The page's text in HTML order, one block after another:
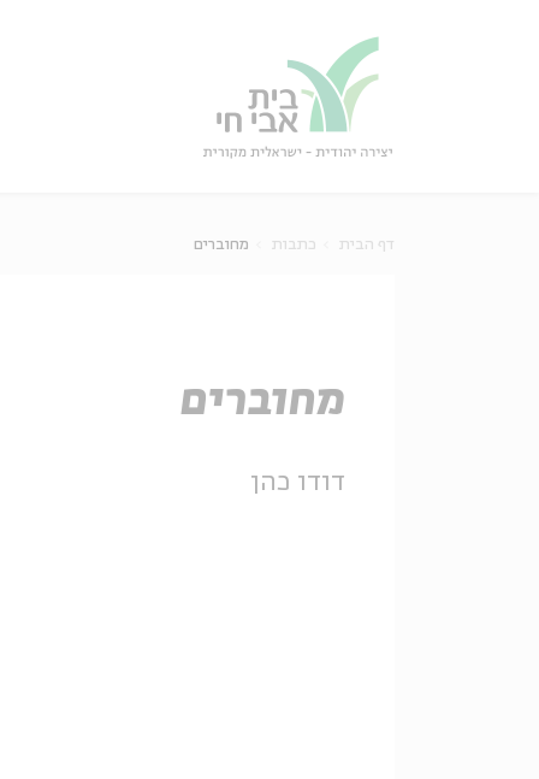
דף הבית כתבות מחוברים
מחוברים
דודו כהן